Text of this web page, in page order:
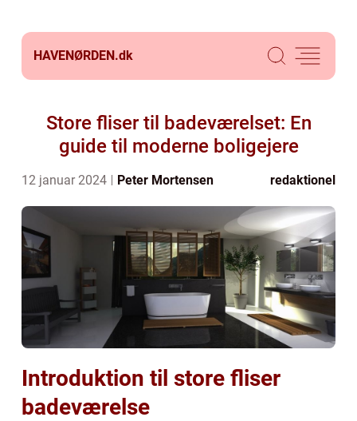
HAVENØRDEN.dk
Store fliser til badeværelset: En
guide til moderne boligejere
12 januar 2024 Peter Mortensen redaktionel
Introduktion til store fliser
badeværelse